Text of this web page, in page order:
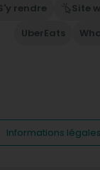
rendre Site
UberEats
Informations légales